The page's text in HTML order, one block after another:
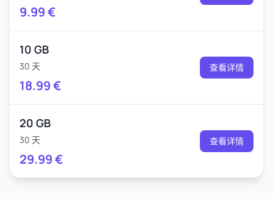
9.99€
10 GB
30 天
18.99€
查看详情
20 GB
30 天
29.99€
查看详情